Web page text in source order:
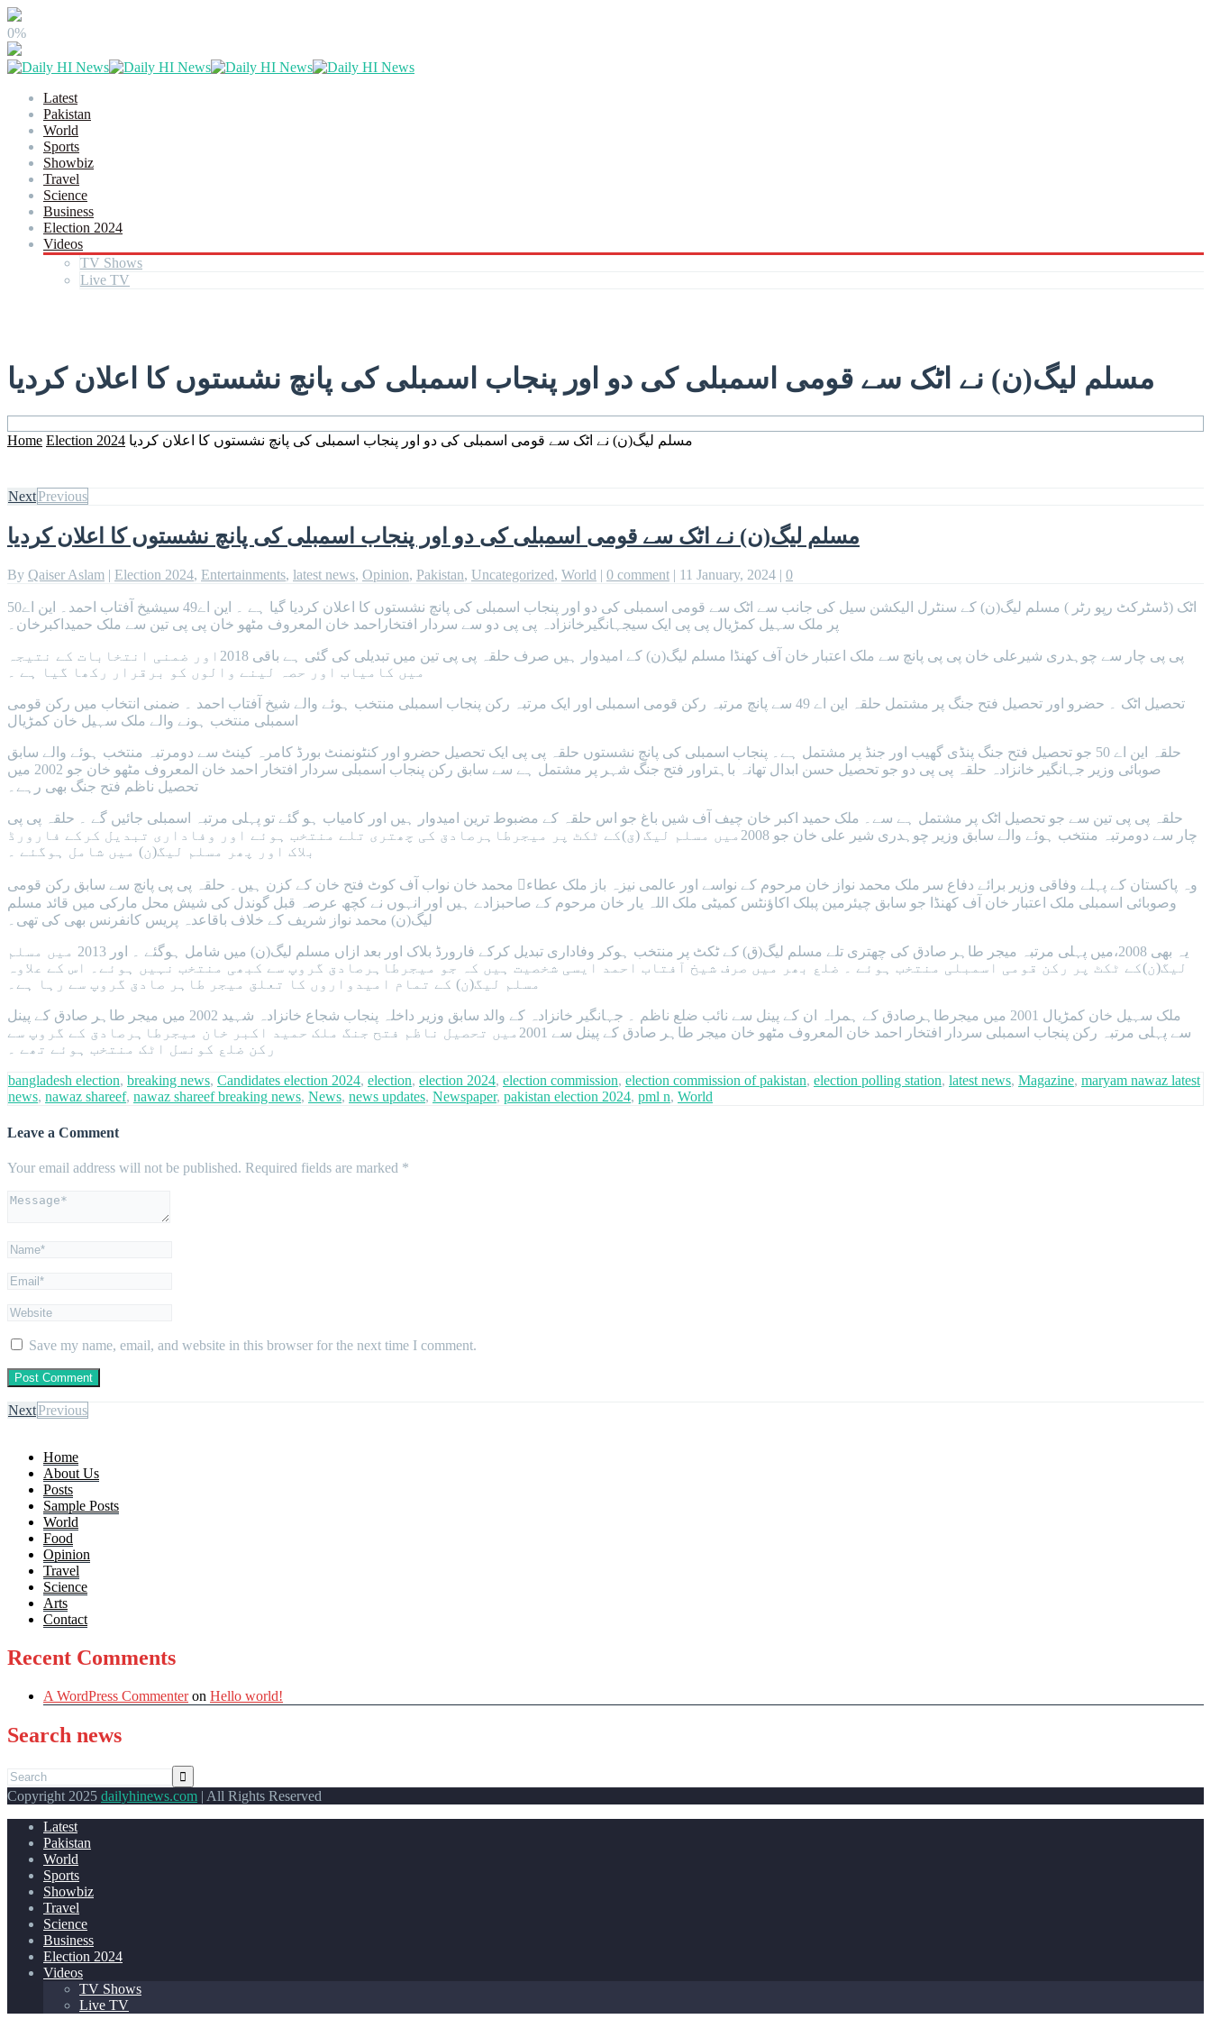
0%
Latest
Pakistan
World
Sports
Showbiz
Travel
Science
Business
Election 2024
Videos
TV Shows
Live TV
مسلم لیگ(ن) نے اٹک سے قومی اسمبلی کی دو اور پنجاب اسمبلی کی پانچ نشستوں کا اعلان کردیا
Home Election 2024 مسلم لیگ(ن) نے اٹک سے قومی اسمبلی کی دو اور پنجاب اسمبلی کی پانچ نشستوں کا اعلان کردیا
NextPrevious
مسلم لیگ(ن) نے اٹک سے قومی اسمبلی کی دو اور پنجاب اسمبلی کی پانچ نشستوں کا اعلان کردیا
By Qaiser Aslam | Election 2024, Entertainments, latest news, Opinion, Pakistan, Uncategorized, World | 0 comment | 11 January, 2024 | 0
اٹک (ڈسٹرکٹ رپو رٹر ) مسلم لیگ(ن) کے سنٹرل الیکشن سیل کی جانب سے اٹک سے قومی اسمبلی کی دو اور پنجاب اسمبلی کی پانچ نشستوں کا اعلان کردیا گیا ہے ۔ این اے49 سیشیخ آفتاب احمد۔ این اے50
پر ملک سہیل کمڑیال پی پی ایک سیجہانگیرخانزادہ پی پی دو سے سردار افتخاراحمد خان المعروف مٹھو خان پی پی تین سے ملک حمیداکبرخان۔
پی پی چار سے چوہدری شیرعلی خان پی پی پانچ سے ملک اعتبار خان آف کھنڈا مسلم لیگ(ن) کے امیدوار ہیں صرف حلقہ پی پی تین میں تبدیلی کی گئی ہے باقی 2018اور ضمنی انتخابات کے نتیجہ
میں کامیاب اور حصہ لینے والوں کو برقرار رکھا گیا ہے ۔
تحصیل اٹک ۔ حضرو اور تحصیل فتح جنگ پر مشتمل حلقہ این اے 49 سے پانچ مرتبہ رکن قومی اسمبلی اور ایک مرتبہ رکن پنجاب اسمبلی منتخب ہوئے والے شیخ آفتاب احمد ۔ ضمنی انتخاب میں رکن قومی
اسمبلی منتخب ہونے والے ملک سہیل خان کمڑیال
حلقہ این اے 50 جو تحصیل فتح جنگ پنڈی گھیب اور جنڈ پر مشتمل ہے۔ پنجاب اسمبلی کی پانچ نشستوں حلقہ پی پی ایک تحصیل حضرو اور کنٹونمنٹ بورڈ کامرہ کینٹ سے دومرتبہ منتخب ہوئے والے سابق
صوبائی وزیر جہانگیر خانزادہ حلقہ پی پی دو جو تحصیل حسن ابدال تھانہ باہتراور فتح جنگ شہر پر مشتمل ہے سے سابق رکن پنجاب اسمبلی سردار افتخار احمد خان المعروف مٹھو خان جو 2002 میں
تحصیل ناظم فتح جنگ بھی رہے۔
حلقہ پی پی تین سے جو تحصیل اٹک پر مشتمل ہے سے۔ ملک حمید اکبر خان چیف آف شیں باغ جو اس حلقہ کے مضبوط ترین امیدوار ہیں اور کامیاب ہو گئے تو پہلی مرتبہ اسمبلی جائیں گے ۔ حلقہ پی پی
چار سے دومرتبہ منتخب ہوئے والے سابق وزیر چوہدری شیر علی خان جو 2008میں مسلم لیگ (ق)کے ٹکٹ پر میجرطاہرصادق کی چھتری تلے منتخب ہوئے اور وفاداری تبدیل کرکے فارورڈ
بلاک اور پھر مسلم لیگ(ن) میں شامل ہوگئے ۔
وہ پاکستان کے پہلے وفاقی وزیر برائے دفاع سر ملک محمد نواز خان مرحوم کے نواسے اور عالمی نیزہ باز ملک عطاء￿ محمد خان نواب آف کوٹ فتح خان کے کزن ہیں۔ حلقہ پی پی پانچ سے سابق رکن قومی
وصوبائی اسمبلی ملک اعتبار خان آف کھنڈا جو سابق چیئرمین پبلک اکاؤنٹس کمیٹی ملک اللہ یار خان مرحوم کے صاحبزادے ہیں اور انہوں نے کچھ عرصہ قبل گوندل کی شیش محل مارکی میں قائد مسلم
لیگ(ن) محمد نواز شریف کے خلاف باقاعدہ پریس کانفرنس بھی کی تھی۔
یہ بھی 2008،میں پہلی مرتبہ میجر طاہر صادق کی چھتری تلے مسلم لیگ(ق) کے ٹکٹ پر منتخب ہوکر وفاداری تبدیل کرکے فارورڈ بلاک اور بعد ازاں مسلم لیگ(ن) میں شامل ہوگئے ۔ اور 2013 میں مسلم
لیگ(ن)کے ٹکٹ پر رکن قومی اسمبلی منتخب ہوئے ۔ ضلع بھر میں صرف شیخ آفتاب احمد ایسی شخصیت ہیں کہ جو میجرطاہرصادق گروپ سے کبھی منتخب نہیں ہوئے۔ اس کے علاوہ
مسلم لیگ(ن) کے تمام امیدواروں کا تعلق میجر طاہر صادق گروپ سے رہا ہے۔
ملک سہیل خان کمڑیال 2001 میں میجرطاہرصادق کے ہمراہ ان کے پینل سے نائب ضلع ناظم ۔ جہانگیر خانزادہ کے والد سابق وزیر داخلہ پنجاب شجاع خانزادہ شہید 2002 میں میجر طاہر صادق کے پینل
سے پہلی مرتبہ رکن پنجاب اسمبلی سردار افتخار احمد خان المعروف مٹھو خان میجر طاہر صادق کے پینل سے 2001میں تحصیل ناظم فتح جنگ ملک حمید اکبر خان میجرطاہرصادق کے گروپ سے
رکن ضلع کونسل اٹک منتخب ہوئے تھے ۔
bangladesh election, breaking news, Candidates election 2024, election, election 2024, election commission, election commission of pakistan, election polling station, latest news, Magazine, maryam nawaz latest
news, nawaz shareef, nawaz shareef breaking news, News, news updates, Newspaper, pakistan election 2024, pml n, World
Leave a Comment
Your email address will not be published. Required fields are marked *
Save my name, email, and website in this browser for the next time I comment.
NextPrevious
Home
About Us
Posts
Sample Posts
World
Food
Opinion
Travel
Science
Arts
Contact
Recent Comments
A WordPress Commenteron Hello world!
Search news
Copyright 2025 dailyhinews.com | All Rights Reserved
Latest
Pakistan
World
Sports
Showbiz
Travel
Science
Business
Election 2024
Videos
TV Shows
Live TV